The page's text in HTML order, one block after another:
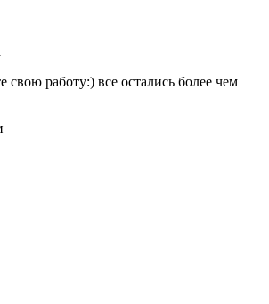
свою работу:) все остались более чем